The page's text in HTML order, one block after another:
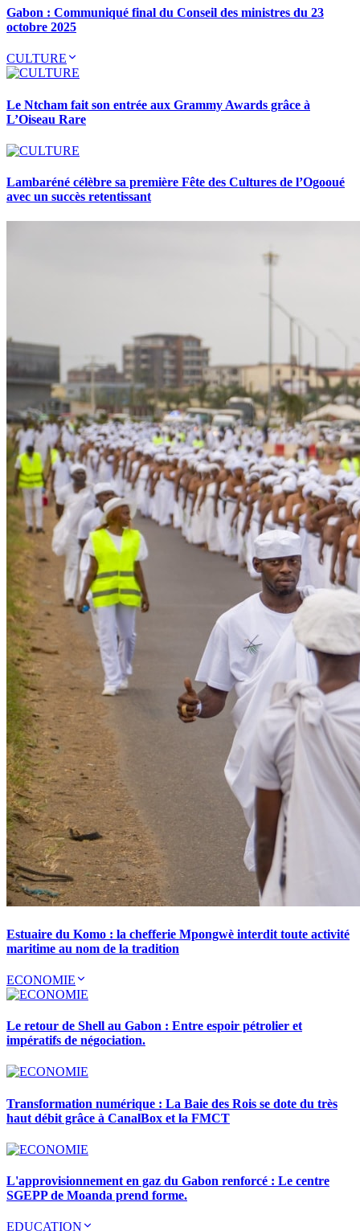
Gabon : Communiqué final du Conseil des ministres du 23
octobre 2025
CULTURE
Le Ntcham fait son entrée aux Grammy Awards grâce à
L’Oiseau Rare
Lambaréné célèbre sa première Fête des Cultures de l’Ogooué
avec un succès retentissant
Estuaire du Komo : la chefferie Mpongwè interdit toute activité
maritime au nom de la tradition
ECONOMIE
Le retour de Shell au Gabon : Entre espoir pétrolier et
impératifs de négociation.
Transformation numérique : La Baie des Rois se dote du très
haut débit grâce à CanalBox et la FMCT
L'approvisionnement en gaz du Gabon renforcé : Le centre
SGEPP de Moanda prend forme.
EDUCATION